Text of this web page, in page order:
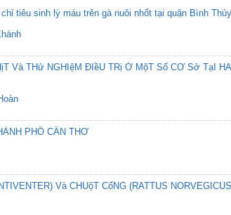
tiêu sinh lý máu trên gà nuôi nhốt tại quận Bình
Và THử NGHIệM ĐIềU TRị Ở MộT Số CƠ Sở TạI
PHỐ CẦN THƠ
Và CHUộT CốNG (RATTUS